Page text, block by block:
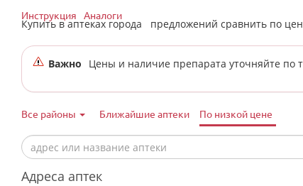
Купить в аптеках города предложений сравнить по
Инструкция Аналоги
Важно Цены и наличие препарата уточняйте по
Все районы Ближайшие аптеки По низкой цене
Адреса аптек